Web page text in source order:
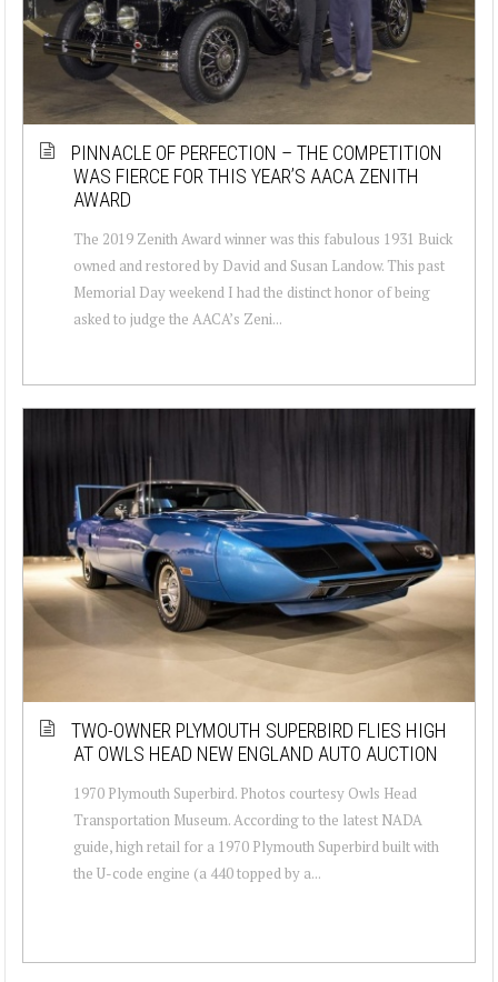
PINNACLE OF PERFECTION – THE COMPETITION
WAS FIERCE FOR THIS YEAR’S AACA ZENITH
AWARD
The 2019 Zenith Award winner was this fabulous 1931 Buick
owned and restored by David and Susan Landow. This past
Memorial Day weekend I had the distinct honor of being
asked to judge the AACA’s Zeni...
TWO-OWNER PLYMOUTH SUPERBIRD FLIES HIGH
AT OWLS HEAD NEW ENGLAND AUTO AUCTION
1970 Plymouth Superbird. Photos courtesy Owls Head
Transportation Museum. According to the latest NADA
guide, high retail for a 1970 Plymouth Superbird built with
the U-code engine (a 440 topped by a...